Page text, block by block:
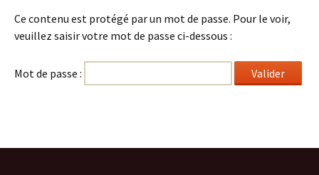
Ce contenu est protégé par un mot de passe. Pour le voir,
veuillez saisir votre mot de passe ci-dessous :
Mot de passe :